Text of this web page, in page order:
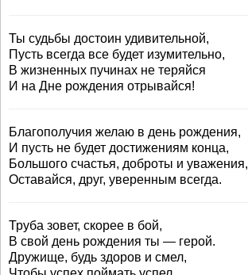
Ты судьбы достоин удивительной,
Пусть всегда все будет изумительно,
В жизненных пучинах не теряйся
И на Дне рождения отрывайся!
Благополучия желаю в день рождения,
И пусть не будет достижениям конца,
Большого счастья, доброты и уважения,
Оставайся, друг, уверенным всегда.
Труба зовет, скорее в бой,
В свой день рождения ты — герой.
Дружище, будь здоров и смел,